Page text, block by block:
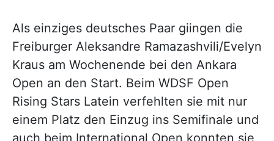
Als einziges deutsches Paar giingen die
Freiburger Aleksandre Ramazashvili/Evelyn
Kraus am Wochenende bei den Ankara
Open an den Start. Beim WDSF Open
Rising Stars Latein verfehlten sie mit nur
einem Platz den Einzug ins Semifinale und
auch beim International Open konnten sie